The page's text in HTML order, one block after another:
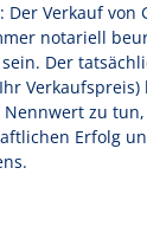
Der Verkauf von
notariell
Der
zu
Erfolg